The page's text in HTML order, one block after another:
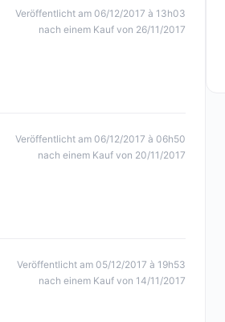
Veröffentlicht am 06/12/2017 à 13h03
nach einem Kauf von 26/11/2017
Veröffentlicht am 06/12/2017 à 06h50
nach einem Kauf von 20/11/2017
Veröffentlicht am 05/12/2017 à 19h53
nach einem Kauf von 14/11/2017